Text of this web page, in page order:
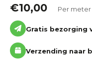
€10,00 Per meter
Gratis bezorging
Verzending naar